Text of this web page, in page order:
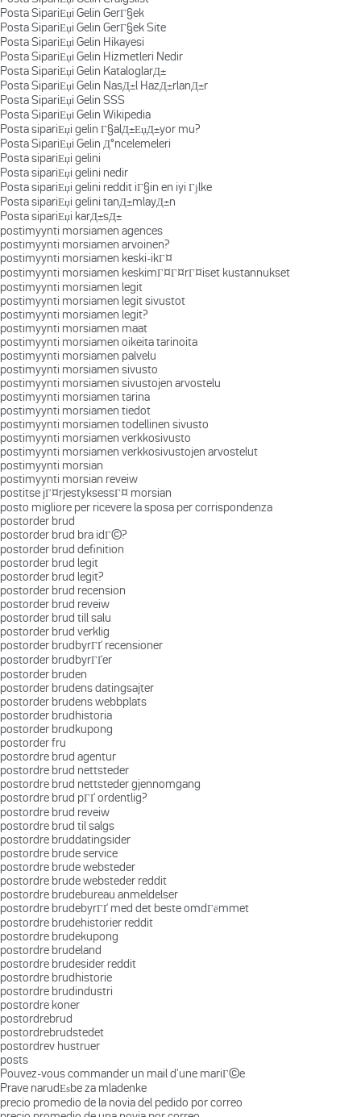
Posta SipariЕџi Gelin GerГ§ek
Posta SipariЕџi Gelin GerГ§ek Site
Posta SipariЕџi Gelin Hikayesi
Posta SipariЕџi Gelin Hizmetleri Nedir
Posta SipariЕџi Gelin KataloglarД±
Posta SipariЕџi Gelin NasД±l HazД±rlanД±r
Posta SipariЕџi Gelin SSS
Posta SipariЕџi Gelin Wikipedia
Posta sipariЕџi gelin Г§alД±ЕџД±yor mu?
Posta SipariЕџi Gelin Д°ncelemeleri
Posta sipariЕџi gelini
Posta sipariЕџi gelini nedir
Posta sipariЕџi gelini reddit iГ§in en iyi Гјlke
Posta sipariЕџi gelini tanД±mlayД±n
Posta sipariЕџi karД±sД±
postimyynti morsiamen agences
postimyynti morsiamen arvoinen?
postimyynti morsiamen keski-ikГ¤
postimyynti morsiamen keskimГ¤Г¤rГ¤iset kustannukset
postimyynti morsiamen legit
postimyynti morsiamen legit sivustot
postimyynti morsiamen legit?
postimyynti morsiamen maat
postimyynti morsiamen oikeita tarinoita
postimyynti morsiamen palvelu
postimyynti morsiamen sivusto
postimyynti morsiamen sivustojen arvostelu
postimyynti morsiamen tarina
postimyynti morsiamen tiedot
postimyynti morsiamen todellinen sivusto
postimyynti morsiamen verkkosivusto
postimyynti morsiamen verkkosivustojen arvostelut
postimyynti morsian
postimyynti morsian reveiw
postitse jГ¤rjestyksessГ¤ morsian
posto migliore per ricevere la sposa per corrispondenza
postorder brud
postorder brud bra idГ©?
postorder brud definition
postorder brud legit
postorder brud legit?
postorder brud recension
postorder brud reveiw
postorder brud till salu
postorder brud verklig
postorder brudbyrГҐ recensioner
postorder brudbyrГҐer
postorder bruden
postorder brudens datingsajter
postorder brudens webbplats
postorder brudhistoria
postorder brudkupong
postorder fru
postordre brud agentur
postordre brud nettsteder
postordre brud nettsteder gjennomgang
postordre brud pГҐ ordentlig?
postordre brud reveiw
postordre brud til salgs
postordre bruddatingsider
postordre brude service
postordre brude websteder
postordre brude websteder reddit
postordre brudebureau anmeldelser
postordre brudebyrГҐ med det beste omdГёmmet
postordre brudehistorier reddit
postordre brudekupong
postordre brudeland
postordre brudesider reddit
postordre brudhistorie
postordre brudindustri
postordre koner
postordrebrud
postordrebrudstedet
postordrev hustruer
posts
Pouvez-vous commander un mail d'une mariГ©e
Prave narudЕѕbe za mladenke
precio promedio de la novia del pedido por correo